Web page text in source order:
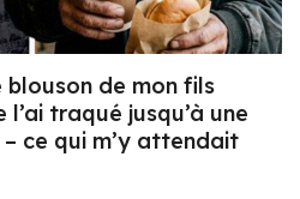
blouson de mon fils
l’ai traqué jusqu’à une
ce qui m’y attendait